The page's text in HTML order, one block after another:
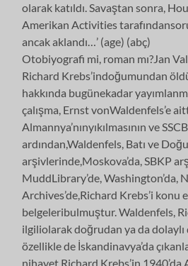
olarak katıldı. Savaştan sonra,
Amerikan Activities
ancak aklandı…’ (age) (abç)
Otobiyografi mi, roman mı?Jan
Richard Krebs’indoğumundan
hakkında bugünekadar
çalışma, Ernst vonWaldenfels’e
Almannya’nınyıkılmasının ve
ardından,Waldenfels, Batı ve
arşivlerinde,Moskova’da, SBKP
MuddLibrary’de, Washington’da,
Archives’de,Richard Krebs’i konu
belgeleribulmuştur. Waldenfels,
ilgiliolarak doğrudan ya da dolaylı
özellikle de İskandinavya’da
nihayet Richard Krebs’in 1940’da